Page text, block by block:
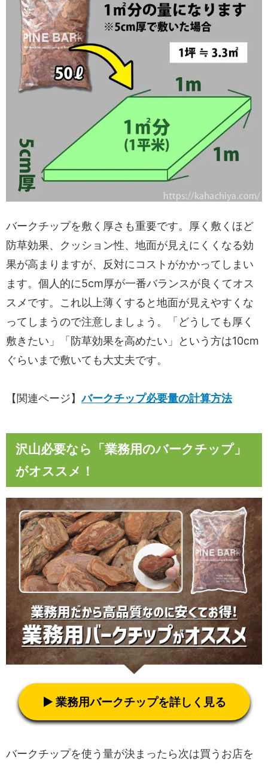
バークチップを敷く厚さも重要です。厚く敷くほど
防草効果、クッション性、地面が見えにくくなる効
果が高まりますが、反対にコストがかかってしまい
ます。個人的に5cm厚が一番バランスが良くてオス
スメです。これ以上薄くすると地面が見えやすくな
ってしまうので注意しましょう。「どうしても厚く
敷きたい」「防草効果を高めたい」という方は10cm
ぐらいまで敷いても大丈夫です。
【関連ページ】バークチップ必要量の計算方法
沢山必要なら「業務用のバークチップ」
がオススメ！
▶ 業務用バークチップを詳しく見る
バークチップを使う量が決まったら次は買うお店を